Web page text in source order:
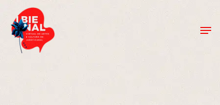
main
content
Close